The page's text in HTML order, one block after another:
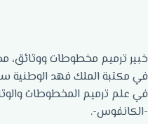
خبير ترميم مخطوطات ووثائق،
في مكتبة الملك فهد الوطنية
في علم ترميم المخطوطات
-الكانفوس-.